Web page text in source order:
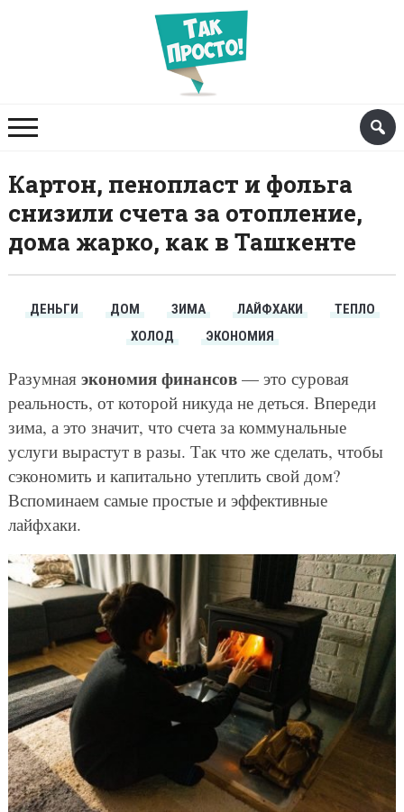
Картон, пенопласт и фольга
снизили счета за отопление,
дома жарко, как в Ташкенте
ДЕНЬГИ ДОМ ЗИМА ЛАЙФХАКИ
ТЕПЛО
ХОЛОД
ЭКОНОМИЯ
Разумная экономия финансов— это суровая
реальность, от которой никуда не деться. Впереди
зима, а это значит, что счета за коммунальные
услуги вырастут в разы. Так что же сделать, чтобы
сэкономить и капитально утеплить свой дом?
Вспоминаем самые простые и эффективные
лайфхаки.